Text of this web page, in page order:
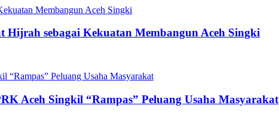
sebagai Kekuatan Membangun Aceh Singki
Aceh Singkil “Rampas” Peluang Usaha Masyarakat